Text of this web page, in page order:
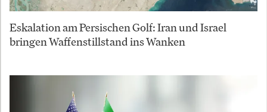
Eskalation am Persischen Golf: Iran und Israel
bringen Waffenstillstand ins Wanken